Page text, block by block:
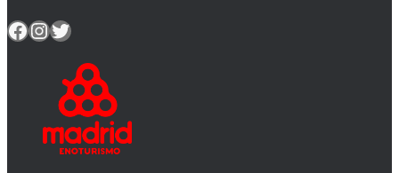
Facebook
Instagram
Twitter